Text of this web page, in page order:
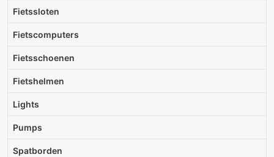
Fietssloten
Fietscomputers
Fietsschoenen
Fietshelmen
Lights
Pumps
Spatborden